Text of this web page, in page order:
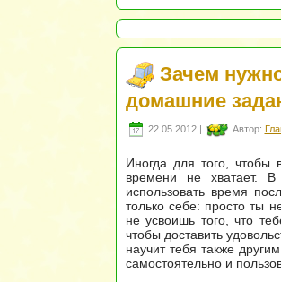
Зачем
домашние
22.05.2012 | Автор:
Иногда для того, чтобы
времени не хватает. В
использовать время
только себе: просто ты
не усвоишь того, что
чтобы доставить
научит тебя также
самостоятельно и